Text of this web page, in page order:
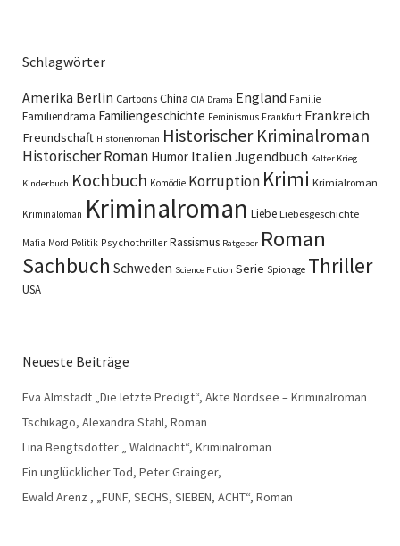
Schlagwörter
Amerika Berlin Cartoons China CIA Drama England Familie
Familiendrama Familiengeschichte Feminismus Frankfurt Frankreich
Freundschaft Historienroman Historischer Kriminalroman
Historischer Roman Humor Italien Jugendbuch Kalter Krieg
Kinderbuch Kochbuch Komödie Korruption Krimi Krimialroman
Kriminaloman Kriminalroman Liebe Liebesgeschichte
Mafia Mord Politik Psychothriller Rassismus Ratgeber Roman
Sachbuch Schweden Science Fiction Serie Spionage Thriller
USA
Neueste Beiträge
Eva Almstädt „Die letzte Predigt“, Akte Nordsee – Kriminalroman
Tschikago, Alexandra Stahl, Roman
Lina Bengtsdotter „ Waldnacht“, Kriminalroman
Ein unglücklicher Tod, Peter Grainger,
Ewald Arenz , „FÜNF, SECHS, SIEBEN, ACHT“, Roman